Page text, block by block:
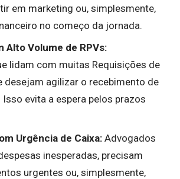
em marketing ou, simplesmente,
no começo da jornada.
Alto Volume de RPVs:
lidam com muitas Requisições de
desejam agilizar o recebimento de
evita a espera pelos prazos
Urgência de Caixa: Advogados
inesperadas, precisam
urgentes ou, simplesmente,